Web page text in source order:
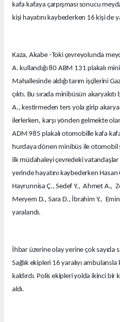
kafa kafaya çarpışması sonucu
kişi hayatını kaybederken 16 kişi de
Kaza, Akabe -Toki çevreyolunda
A. kullandığı 80 ABM 131 plakalı
Mahallesinde aldığı tarım işçilerini
çıktı. Bu sırada minibüsün
A., kestirmeden ters yola girip
ilerlerken, karşı yönden gelmekte
ADM 985 plakalı otomobille kafa
hurdaya dönen minibüs ile otomobil
ilk müdahaleyi çevredeki
yerinde hayatını kaybederken Hasan
Hayrunnisa Ç., Sedef Y., Ahmet A.,
Meryem D., Sara D., İbrahim Y.,
yaralandı.
İhbar üzerine olay yerine çok sayıda
Sağlık ekipleri 16 yaralıyı
kaldırdı. Polis ekipleri yolda ikinci bir
aldı.